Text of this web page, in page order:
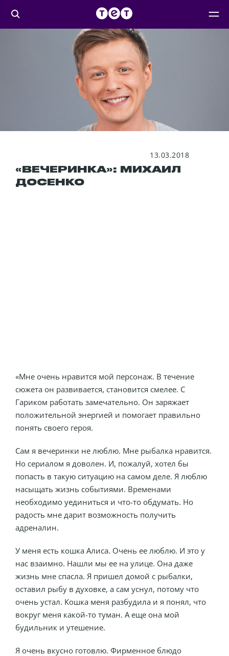
13.03.2018
«ВЕЧЕРИНКА»: МИХАИЛ
ДОСЕНКО
«Мне очень нравится мой персонаж. В течение
сюжета он развивается, становится смелее. С
Гариком работать замечательно. Он заряжает
положительной энергией и помогает правильно
понять своего героя.
Сам я вечеринки не люблю. Мне рыбалка нравится.
Но сериалом я доволен. И, пожалуй, хотел бы
попасть в такую ситуацию на самом деле. Я люблю
насыщать жизнь событиями. Временами
необходимо уединиться и что-то обдумать. Но
радость мне дарит возможность получить
адреналин.
У меня есть кошка Алиса. Очень ее люблю. И это у
нас взаимно. Нашли мы ее на улице. Она даже
жизнь мне спасла. Я пришел домой с рыбалки,
оставил рыбу в духовке, а сам уснул, потому что
очень устал. Кошка меня разбудила и я понял, что
вокруг меня какой-то туман. А еще она мой
будильник и утешение.
Я очень вкусно готовлю. Фирменное блюдо